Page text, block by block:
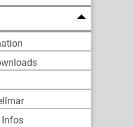
Infos